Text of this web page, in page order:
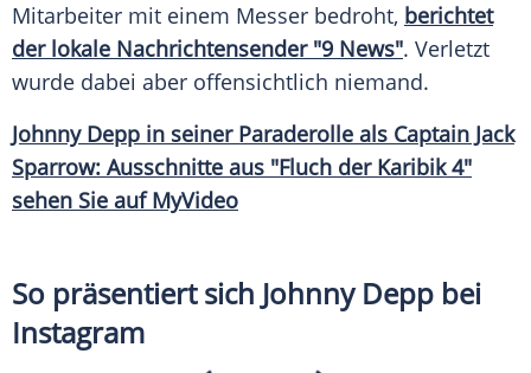
Mitarbeiter mit einem Messer bedroht, berichtet
der lokale Nachrichtensender"9 News". Verletzt
wurde dabei aber offensichtlich niemand.
Johnny Depp in seiner Paraderolle als Captain Jack
Sparrow: Ausschnitte aus "Fluch der Karibik4"
sehen Sie auf MyVideo
So präsentiert sich Johnny Depp bei
Instagram